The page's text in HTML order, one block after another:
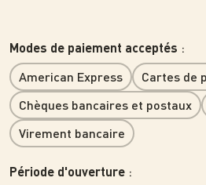
Modes de paiement acceptés :
American Express
Cartes de
Chèques bancaires et postaux
Virement bancaire
Période d'ouverture :